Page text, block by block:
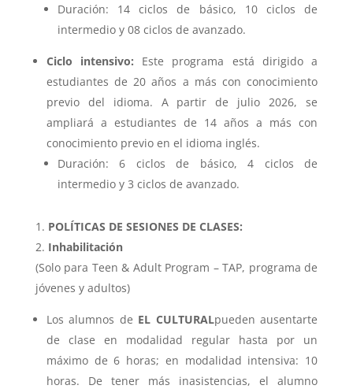
Duración: 14 ciclos de básico, 10 ciclos de
intermedio y 08 ciclos de avanzado.
Ciclo intensivo: Este programa está dirigido a
estudiantes de 20 años a más con conocimiento
previo del idioma. A partir de julio 2026, se
ampliará a estudiantes de 14 años a más con
conocimiento previo en el idioma inglés.
Duración: 6 ciclos de básico, 4 ciclos de
intermedio y 3 ciclos de avanzado.
POLÍTICAS DE SESIONES DE CLASES:
Inhabilitación
(Solo para Teen & Adult Program – TAP, programa de
jóvenes y adultos)
Los alumnos de EL CULTURALpueden ausentarte
de clase en modalidad regular hasta por un
máximo de 6 horas; en modalidad intensiva: 10
horas. De tener más inasistencias, el alumno